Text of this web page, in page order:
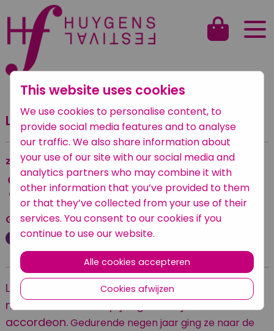
Terug naar het overzicht
Lieke op 't Roodt accordeon
zaterdag 11 september 2021
10:30 — 13:30
Huygens' Hofwijck, de Hadrianus pendelboot
Geplaatst onder
Klassiek
Lieke op ’t Roodt (1999, België) startte haar
muzikale carrière op jonge leeftijd met
accordeon.Gedurende negen jaar ging ze naar de
This website uses cookies
We use cookies to personalise content, to
provide social media features and to analyse
our traffic. We also share information about
your use of our site with our social media and
analytics partners who may combine it with
other information that you’ve provided to them
or that they’ve collected from your use of their
services. You consent to our cookies if you
continue to use our website.
Alle cookies accepteren
Cookies afwijzen